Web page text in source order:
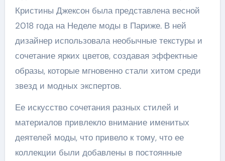
Кристины Джексон была представлена весной
2018 года на Неделе моды в Париже. В ней
дизайнер использовала необычные текстуры и
сочетание ярких цветов, создавая эффектные
образы, которые мгновенно стали хитом среди
звезд и модных экспертов.
Ее искусство сочетания разных стилей и
материалов привлекло внимание именитых
деятелей моды, что привело к тому, что ее
коллекции были добавлены в постоянные